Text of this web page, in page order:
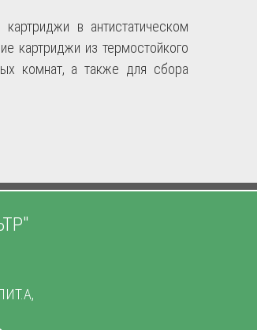
в антистатическом
картриджи из термостойкого
комнат, а также для сбора